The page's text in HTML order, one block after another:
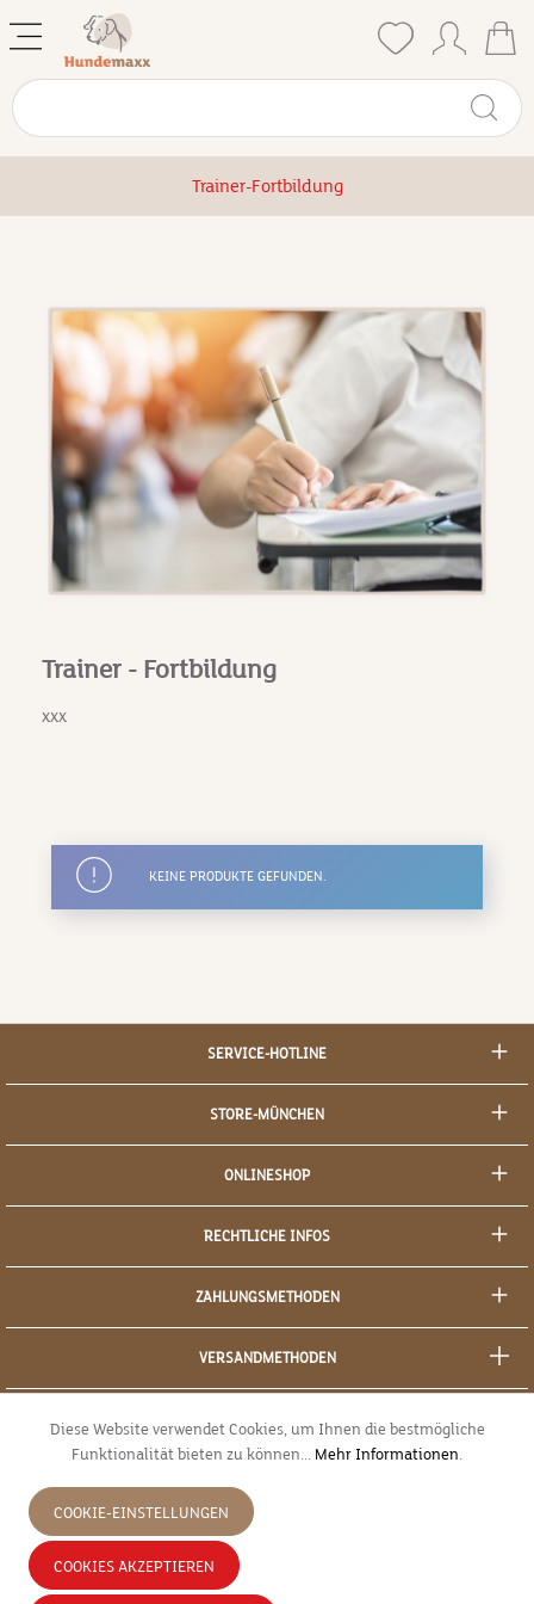
Trainer-Fortbildung
Trainer - Fortbildung
xxx
KEINE PRODUKTE GEFUNDEN.
SERVICE-HOTLINE
STORE-MÜNCHEN
ONLINESHOP
RECHTLICHE INFOS
ZAHLUNGSMETHODEN
VERSANDMETHODEN
SOCIAL MEDIA
JETZT WIDERRUFEN
Diese Website verwendet Cookies, um Ihnen die bestmögliche
Funktionalität bieten zu können... Mehr Informationen.
COOKIE-EINSTELLUNGEN
COOKIES AKZEPTIEREN